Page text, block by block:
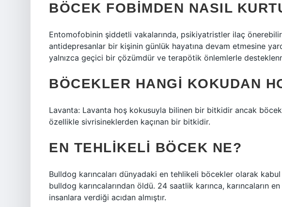
BÖCEK FOBIMDEN NASIL
Entomofobinin şiddetli vakalarında, psikiyatristler ilaç
antidepresanlar bir kişinin günlük hayatına devam etmesine
yalnızca geçici bir çözümdür ve terapötik önlemlerle
BÖCEKLER HANGI KOKUDAN
Lavanta: Lavanta hoş kokusuyla bilinen bir bitkidir ancak
özellikle sivrisineklerden kaçınan bir bitkidir.
EN TEHLIKELI BÖCEK NE?
Bulldog karıncaları dünyadaki en tehlikeli böcekler olarak
bulldog karıncalarından öldü. 24 saatlik karınca, karıncaların
insanlara verdiği acıdan almıştır.